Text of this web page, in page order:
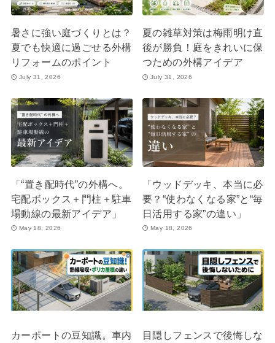
暑さに強い庭づくりとは？
夏でも快適に過ごせる外構
リフォームのポイント
July 31, 2026
夏の雑草対策は梅雨明け直
後が勝負！庭をきれいに保
つための外構アイデア
July 31, 2026
「“置き配時代”の外構へ。
宅配ボックス＋門柱＋駐車
場動線の最新アイデア」
May 18, 2026
「ウッドデッキ、本当に必
要？“使わなくなる家”と“毎
日活用する家”の違い」
May 18, 2026
カーポートの豆知識。車内
目隠しフェンスで後悔しな